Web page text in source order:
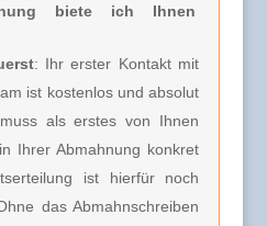
biete ich Ihnen
: Ihr erster Kontakt mit
ist kostenlos und absolut
als erstes von Ihnen
Ihrer Abmahnung konkret
ist hierfür noch
das Abmahnschreiben